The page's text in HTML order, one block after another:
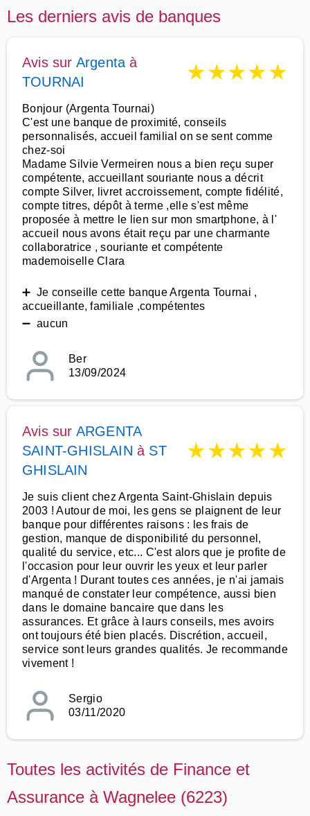
Les derniers avis de banques
Avis sur Argenta à
TOURNAI
★★★★★
Bonjour (Argenta Tournai)
C'est une banque de proximité, conseils
personnalisés, accueil familial on se sent comme
chez-soi
Madame Silvie Vermeiren nous a bien reçu super
compétente, accueillant souriante nous a décrit
compte Silver, livret accroissement, compte fidélité,
compte titres, dépôt à terme ,elle s'est même
proposée à mettre le lien sur mon smartphone, à l'
accueil nous avons était reçu par une charmante
collaboratrice , souriante et compétente
mademoiselle Clara
➕ Je conseille cette banque Argenta Tournai ,
accueillante, familiale ,compétentes
➖ aucun
Ber
13/09/2024
Avis sur ARGENTA
SAINT-GHISLAIN à ST
GHISLAIN
★★★★★
Je suis client chez Argenta Saint-Ghislain depuis
2003 ! Autour de moi, les gens se plaignent de leur
banque pour différentes raisons : les frais de
gestion, manque de disponibilité du personnel,
qualité du service, etc... C'est alors que je profite de
l'occasion pour leur ouvrir les yeux et leur parler
d'Argenta ! Durant toutes ces années, je n'ai jamais
manqué de constater leur compétence, aussi bien
dans le domaine bancaire que dans les
assurances. Et grâce à laurs conseils, mes avoirs
ont toujours été bien placés. Discrétion, accueil,
service sont leurs grandes qualités. Je recommande
vivement !
Sergio
03/11/2020
Toutes les activités de Finance et
Assurance à Wagnelee (6223)